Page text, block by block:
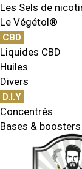
Les Sels de
Le Végétol®
CBD
Liquides CBD
Huiles
Divers
D.I.Y
Concentrés
Bases & boosters